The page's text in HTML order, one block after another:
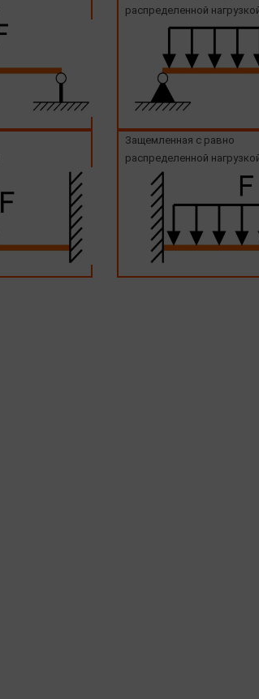
распределенной
Защемленная с равно
распределенной